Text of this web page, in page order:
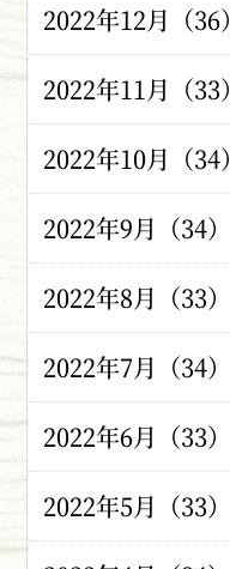
2022年12月（36）
2022年11月（33）
2022年10月（34）
2022年9月（34）
2022年8月（33）
2022年7月（34）
2022年6月（33）
2022年5月（33）